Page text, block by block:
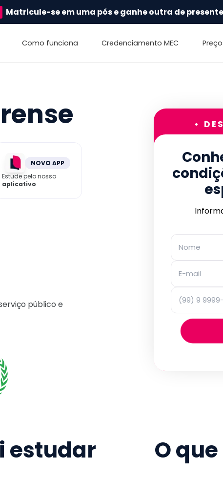
Matricule-se em uma pós e ganhe outra de
Como funciona Credenciamento MEC Preço
NOVO APP
Estude pelo nosso
aplicativo
público e
•
estudar O